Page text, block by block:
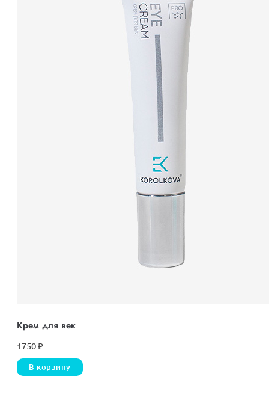
Крем для век
1750₽
В корзину